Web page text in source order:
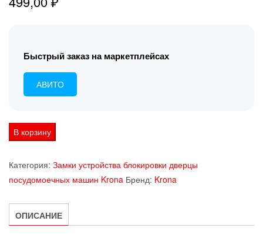
Быстрый заказ на маркетплейсах
АВИТО
Количество
товара
дверцы
посудомоечной
машины
Krona
В корзину
Категория: Замки устройства блокировки дверцы
посудомоечных машин Krona Бренд: Krona
ОПИСАНИЕ